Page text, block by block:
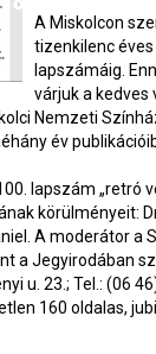
A Miskolcon
tizenkilenc
lapszámáig.
várjuk a kedves
Nemzeti
év
lapszám „retró
körülményeit:
A moderátor a
a Jegyirodában
u. 23.; Tel.: (06
160 oldalas,